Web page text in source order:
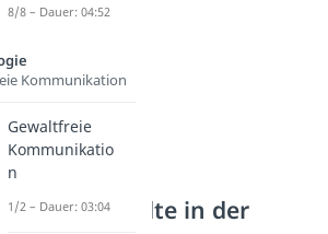
in der
8/8 – Dauer: 04:52
Kommunikation
Gewaltfreie
Kommunikatio
n
1/2 – Dauer: 03:04